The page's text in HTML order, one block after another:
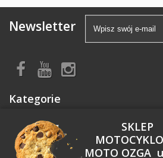
Newsletter
Kategorie
Informacja
SKLEP
MOTO OZGA